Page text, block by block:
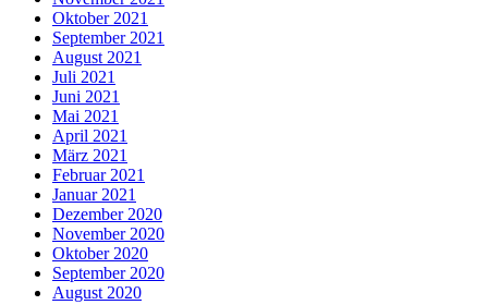
Oktober 2021
September 2021
August 2021
Juli 2021
Juni 2021
Mai 2021
April 2021
März 2021
Februar 2021
Januar 2021
Dezember 2020
November 2020
Oktober 2020
September 2020
August 2020